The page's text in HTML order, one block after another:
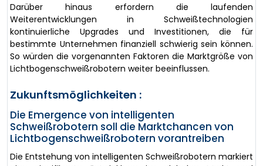
Darüber hinaus erfordern die laufenden
Weiterentwicklungen in Schweißtechnologien
kontinuierliche Upgrades und Investitionen, die für
bestimmte Unternehmen finanziell schwierig sein können.
So würden die vorgenannten Faktoren die Marktgröße von
Lichtbogenschweißrobotern weiter beeinflussen.
Zukunftsmöglichkeiten :
Die Emergence von intelligenten
Schweißrobotern soll die Marktchancen von
Lichtbogenschweißrobotern vorantreiben
Die Entstehung von intelligenten Schweißrobotern markiert